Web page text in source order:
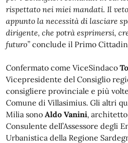
rispettato nei miei mandati. Il
appunto la necessità di lasciare
dirigente, che potrà esprimersi,
futuro” conclude il Primo
Confermato come ViceSindaco
Vicepresidente del Consiglio
consigliere provinciale e più
Comune di Villasimius. Gli altri
Milia sono Aldo Vanini,
Consulente dell’Assessore degli
Urbanistica della Regione